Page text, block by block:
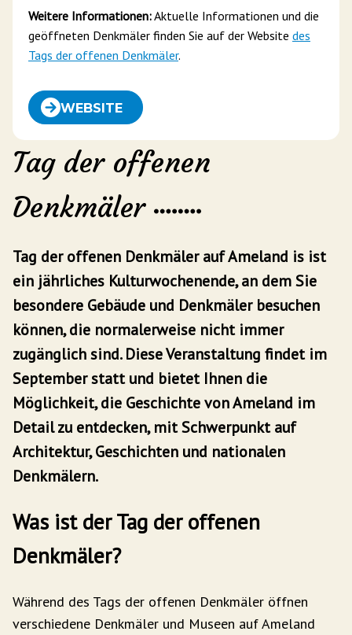
Tag der offenen
Denkmäler
Tag der offenen Denkmäler aufAmeland is ist
ein jährliches Kulturwochenende, an dem Sie
besondere Gebäude und Denkmäler besuchen
können, die normalerweise nicht immer
zugänglich sind. Diese Veranstaltung findet im
September statt und bietet Ihnen die
Möglichkeit, die Geschichte von Ameland im
Detail zu entdecken, mit Schwerpunkt auf
Architektur, Geschichten und nationalen
Denkmälern.
Was ist der Tag der offenen
Denkmäler?
Während des Tags der offenen Denkmäler öffnen
verschiedene Denkmäler und Museen auf Ameland
Weitere Informationen:Aktuelle Informationen und die
geöffneten Denkmäler finden Sie auf der Website des
Tags der offenen Denkmäler.
WEBSITE